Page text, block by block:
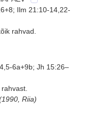
Ilm 21:10-14,22-
rahvad.
6a+9b; Jh 15:26–
Riia)